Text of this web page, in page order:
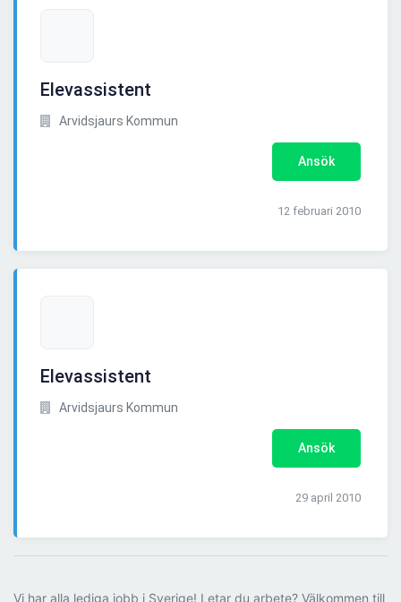
Elevassistent
Arvidsjaurs Kommun
Ansök
12 februari 2010
Elevassistent
Arvidsjaurs Kommun
Ansök
29 april 2010
Vi har alla lediga jobb i Sverige! Letar du arbete? Välkommen till